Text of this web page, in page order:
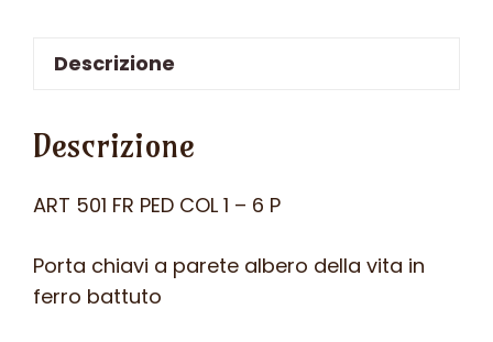
Descrizione
Descrizione
ART 501 FR PED COL 1 – 6 P
Porta chiavi a parete albero della vita in
ferro battuto